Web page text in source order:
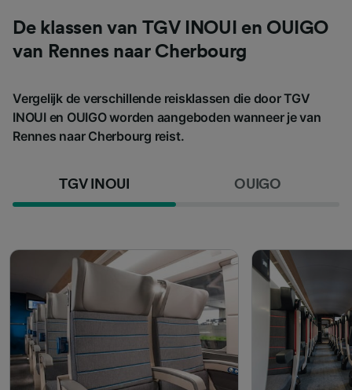
De klassen van TGV INOUI en OUIGO
van Rennes naar Cherbourg
Vergelijk de verschillende reisklassen die door TGV
INOUI en OUIGO worden aangeboden wanneer je van
Rennes naar Cherbourg reist.
TGV INOUI OUIGO